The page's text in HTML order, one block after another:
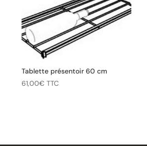
Tablette présentoir 60 cm
61,00€ TTC